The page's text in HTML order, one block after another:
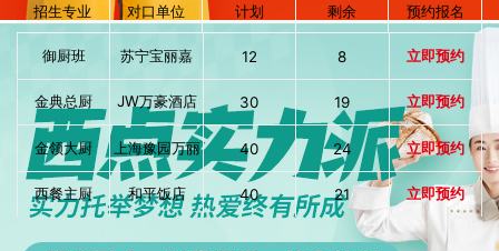
招生专业 对口单位 计划 剩余 预约报名
御厨班 苏宁宝丽嘉 12 8 立即预约
金典总厨 JW万豪酒店 30 19 立即预约
金领大厨 上海豫园万丽 40 24 立即预约
西餐主厨 和平饭店 40 21 立即预约
西点大师 巴黎贝甜 40 18 立即预约